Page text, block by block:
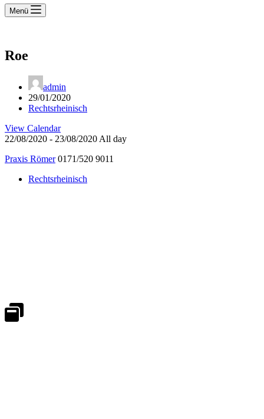
Menü
Roe
admin
29/01/2020
Rechtsrheinisch
View Calendar
22/08/2020 - 23/08/2020 All day
Praxis Römer0171/520 9011
Rechtsrheinisch